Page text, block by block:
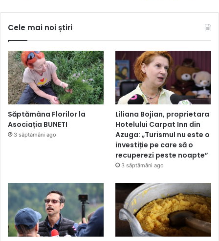
Cele mai noi știri
Săptămâna Florilor la
Asociația BUNETI
3 săptămâni ago
Liliana Bojian, proprietara
Hotelului Carpat Inn din
Azuga: „Turismul nu este o
investiție pe care să o
recuperezi peste noapte”
3 săptămâni ago